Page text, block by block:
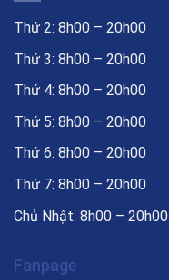
Thứ 2: 8h00 – 20h00
Thứ 3: 8h00 – 20h00
Thứ 4: 8h00 – 20h00
Thứ 5: 8h00 – 20h00
Thứ 6: 8h00 – 20h00
Thứ 7: 8h00 – 20h00
Chủ Nhật: 8h00 – 20h00
Fanpage